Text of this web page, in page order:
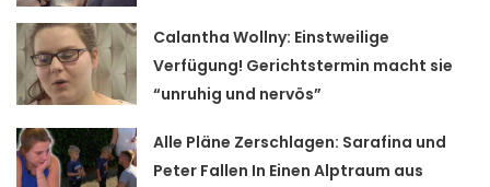
Calantha Wollny: Einstweilige
Verfügung! Gerichtstermin macht sie
“unruhig und nervös”
Alle Pläne Zerschlagen: Sarafina und
Peter Fallen In Einen Alptraum aus